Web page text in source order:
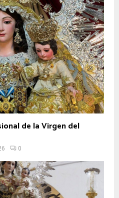
de la Virgen del
0